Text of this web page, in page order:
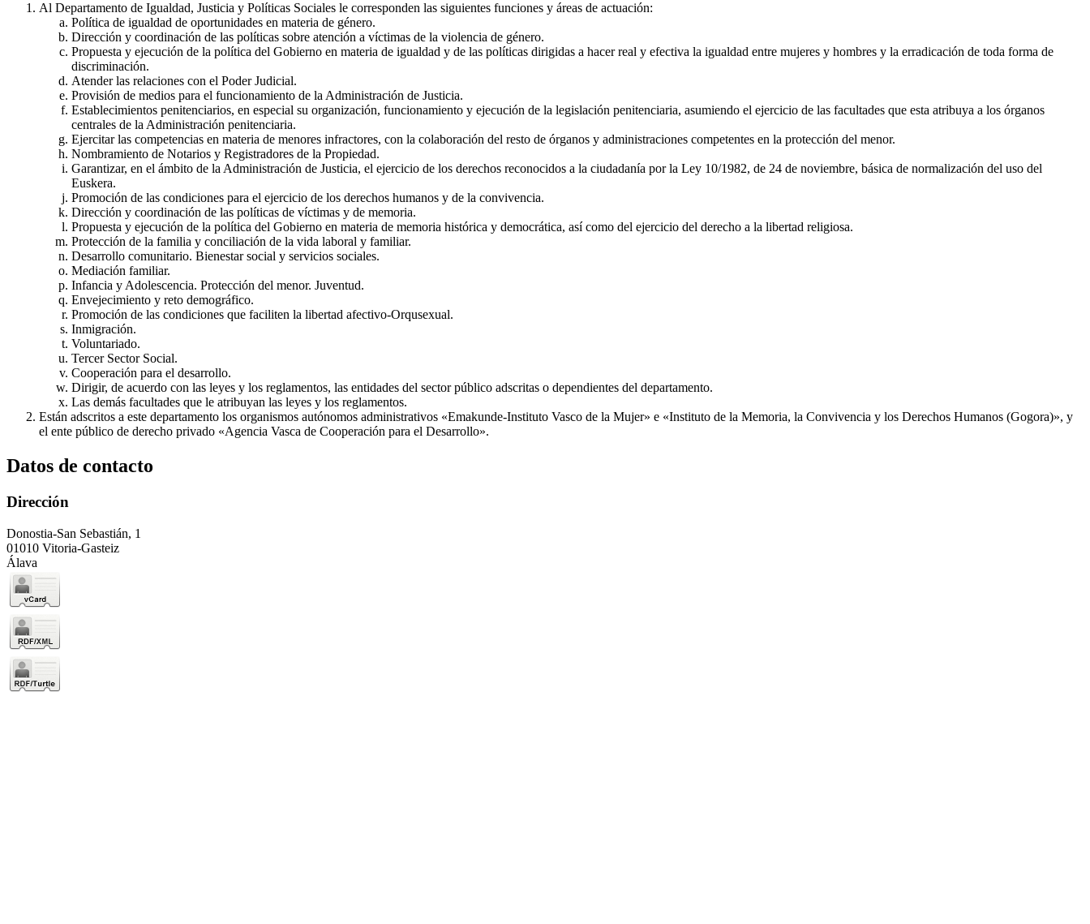
Al Departamento de Igualdad, Justicia y Políticas Sociales le corresponden las siguientes funciones y áreas de actuación:
Política de igualdad de oportunidades en materia de género.
Dirección y coordinación de las políticas sobre atención a víctimas de la violencia de género.
Propuesta y ejecución de la política del Gobierno en materia de igualdad y de las políticas dirigidas a hacer real y efectiva la igualdad entre mujeres y hombres y la erradicación de toda forma de
discriminación.
Atender las relaciones con el Poder Judicial.
Provisión de medios para el funcionamiento de la Administración de Justicia.
Establecimientos penitenciarios, en especial su organización, funcionamiento y ejecución de la legislación penitenciaria, asumiendo el ejercicio de las facultades que esta atribuya a los órganos
centrales de la Administración penitenciaria.
Ejercitar las competencias en materia de menores infractores, con la colaboración del resto de órganos y administraciones competentes en la protección del menor.
Nombramiento de Notarios y Registradores de la Propiedad.
Garantizar, en el ámbito de la Administración de Justicia, el ejercicio de los derechos reconocidos a la ciudadanía por la Ley 10/1982, de 24 de noviembre, básica de normalización del uso del
Euskera.
Promoción de las condiciones para el ejercicio de los derechos humanos y de la convivencia.
Dirección y coordinación de las políticas de víctimas y de memoria.
Propuesta y ejecución de la política del Gobierno en materia de memoria histórica y democrática, así como del ejercicio del derecho a la libertad religiosa.
Protección de la familia y conciliación de la vida laboral y familiar.
Desarrollo comunitario. Bienestar social y servicios sociales.
Mediación familiar.
Infancia y Adolescencia. Protección del menor. Juventud.
Envejecimiento y reto demográfico.
Promoción de las condiciones que faciliten la libertad afectivo-Orqusexual.
Inmigración.
Voluntariado.
Tercer Sector Social.
Cooperación para el desarrollo.
Dirigir, de acuerdo con las leyes y los reglamentos, las entidades del sector público adscritas o dependientes del departamento.
Las demás facultades que le atribuyan las leyes y los reglamentos.
Están adscritos a este departamento los organismos autónomos administrativos «Emakunde-Instituto Vasco de la Mujer» e «Instituto de la Memoria, la Convivencia y los Derechos Humanos (Gogora)», y
el ente público de derecho privado «Agencia Vasca de Cooperación para el Desarrollo».
Datos de contacto
Dirección
Donostia-San Sebastián, 1
01010 Vitoria-Gasteiz
Álava